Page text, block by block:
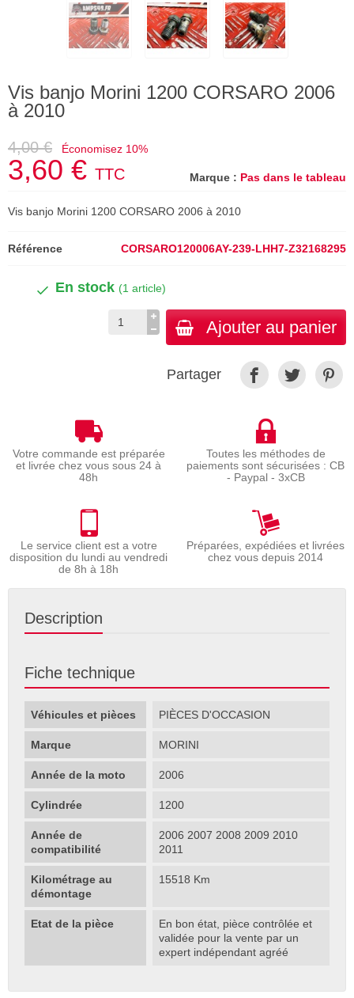
Vis banjo Morini 1200 CORSARO 2006
à 2010
Marque : Pas dans le tableau
4,00 € Économisez 10%
3,60 € TTC
Vis banjo Morini 1200 CORSARO 2006 à 2010
Référence CORSARO120006AY-239-LHH7-Z32168295
En stock (1 article)
Ajouter au panier
Partager
Votre commande est préparée
et livrée chez vous sous 24 à
48h
Toutes les méthodes de
paiements sont sécurisées : CB
- Paypal - 3xCB
Le service client est a votre
disposition du lundi au vendredi
de 8h à 18h
Préparées, expédiées et livrées
chez vous depuis 2014
Description
Fiche technique
Véhicules et pièces PIÈCES D'OCCASION
Marque MORINI
Année de la moto 2006
Cylindrée 1200
Année de
compatibilité
2006 2007 2008 2009 2010
2011
Kilométrage au
démontage
15518 Km
Etat de la pièce
En bon état, pièce contrôlée et
validée pour la vente par un
expert indépendant agréé